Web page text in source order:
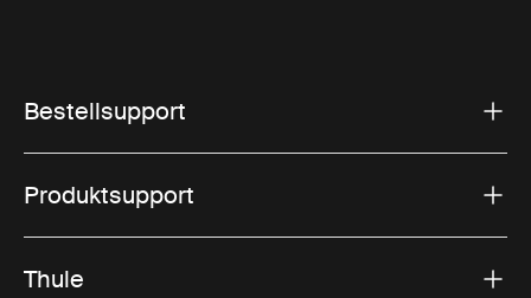
Bestellsupport
Produktsupport
Thule